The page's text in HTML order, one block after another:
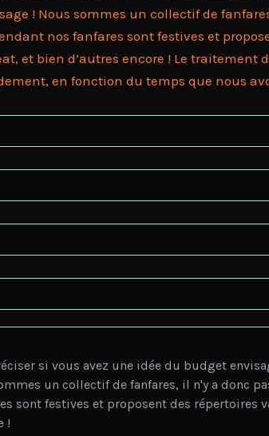
! Nous sommes un collectif de
nos fanfares sont festives et
et bien d’autres encore ! Le traitement
en fonction du temps que nous